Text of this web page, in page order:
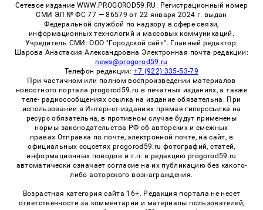
Сетевое издание WWW.PROGOROD59.RU. Регистрационный номер
СМИ ЭЛ № ФС 77 — 86579 от 22 января 2024 г. выдан
Федеральной службой по надзору в сфере связи,
информационных технологий и массовых коммуникаций.
Учредитель СМИ: ООО "Городской сайт". Главный редактор:
Шарова Анастасия Александровна Электронная почта редакции:
news@progorod59.ru
Телефон редакции: +7 (922) 335-53-79
При частичном или полном воспроизведении материалов
новостного портала progorod59.ru в печатных изданиях, а также
теле- радиосообщениях ссылка на издание обязательна. При
использовании в Интернет-изданиях прямая гиперссылка на
ресурс обязательна, в противном случае будут применены
нормы законодательства РФ об авторских и смежных
правах.Отправка по почте, электронной почте, на сайт, в
официальных соцсетях progorod59.ru фотографий, статей,
информационных поводов и т.п. в редакцию progorod59.ru
автоматически означает согласие на их публикацию без какого-
либо авторского вознаграждения.
Возрастная категория сайта 16+. Редакция портала не несет
ответственности за комментарии и материалы пользователей,